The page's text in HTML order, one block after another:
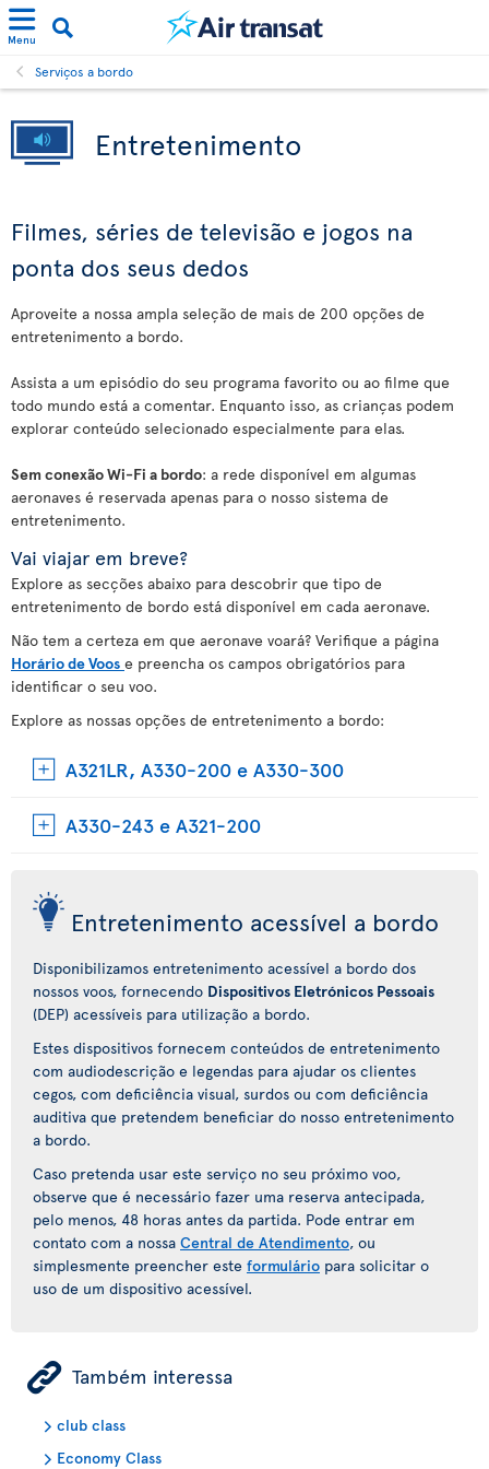
Menu
Serviços a bordo
Entretenimento
Filmes, séries de televisão e jogos na
ponta dos seus dedos
Aproveite a nossa ampla seleção de mais de 200 opções de
entretenimento a bordo.
Assista a um episódio do seu programa favorito ou ao filme que
todo mundo está a comentar. Enquanto isso, as crianças podem
explorar conteúdo selecionado especialmente para elas.
Sem conexão Wi-Fi a bordo: a rede disponível em algumas
aeronaves é reservada apenas para o nosso sistema de
entretenimento.
Vai viajar em breve?
Explore as secções abaixo para descobrir que tipo de
entretenimento de bordo está disponível em cada aeronave.
Não tem a certeza em que aeronave voará? Verifique a página
Horário de Voos e preencha os campos obrigatórios para
identificar o seu voo.
Explore as nossas opções de entretenimento a bordo:
A321LR, A330-200 e A330-300
A330-243 e A321-200
Entretenimento acessível a bordo
Disponibilizamos entretenimento acessível a bordo dos
nossos voos, fornecendo Dispositivos Eletrónicos Pessoais
(DEP) acessíveis para utilização a bordo.
Estes dispositivos fornecem conteúdos de entretenimento
com audiodescrição e legendas para ajudar os clientes
cegos, com deficiência visual, surdos ou com deficiência
auditiva que pretendem beneficiar do nosso entretenimento
a bordo.
Caso pretenda usar este serviço no seu próximo voo,
observe que é necessário fazer uma reserva antecipada,
pelo menos, 48 horas antes da partida. Pode entrar em
contato com a nossa Central de Atendimento, ou
simplesmente preencher este formulário para solicitar o
uso de um dispositivo acessível.
ÿ Também interessa
club class
Economy Class